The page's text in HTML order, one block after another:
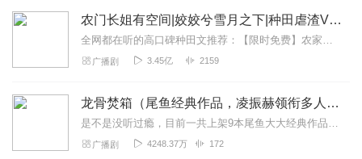
礼礼229
真的好惊艳啊啊！演播好棒，其他角色的主播大大都非常专
业！听的欲罢不能！喜欢。
风语微扬
优秀的故事作品，优良的后期制作，完美的主播演绎，下来
农门长姐有空间|姣姣兮雪月之下|种田虐渣VIP免费
全网都在听的高口碑种田文推荐：【限时免费】农家小福女|姣姣兮郁雨竹|全网最快寒门大俗人|姣姣兮杜骁|萌宝女强古言爽文魏晋干饭人未删减全网最快|农家小福...
广播剧 3.45亿 2159
龙骨焚箱（尾鱼经典作品，凌振赫领衔多人有声剧）
是不是没听过瘾，目前一共上架9本尾鱼大大经典作品有声书啦~~听单合集已经准备好，赶紧收听：尾鱼有声书作品合集感受更多尾鱼作品的魅力！内容简介神话、传说、身世、解...
广播剧 4248.37万 172